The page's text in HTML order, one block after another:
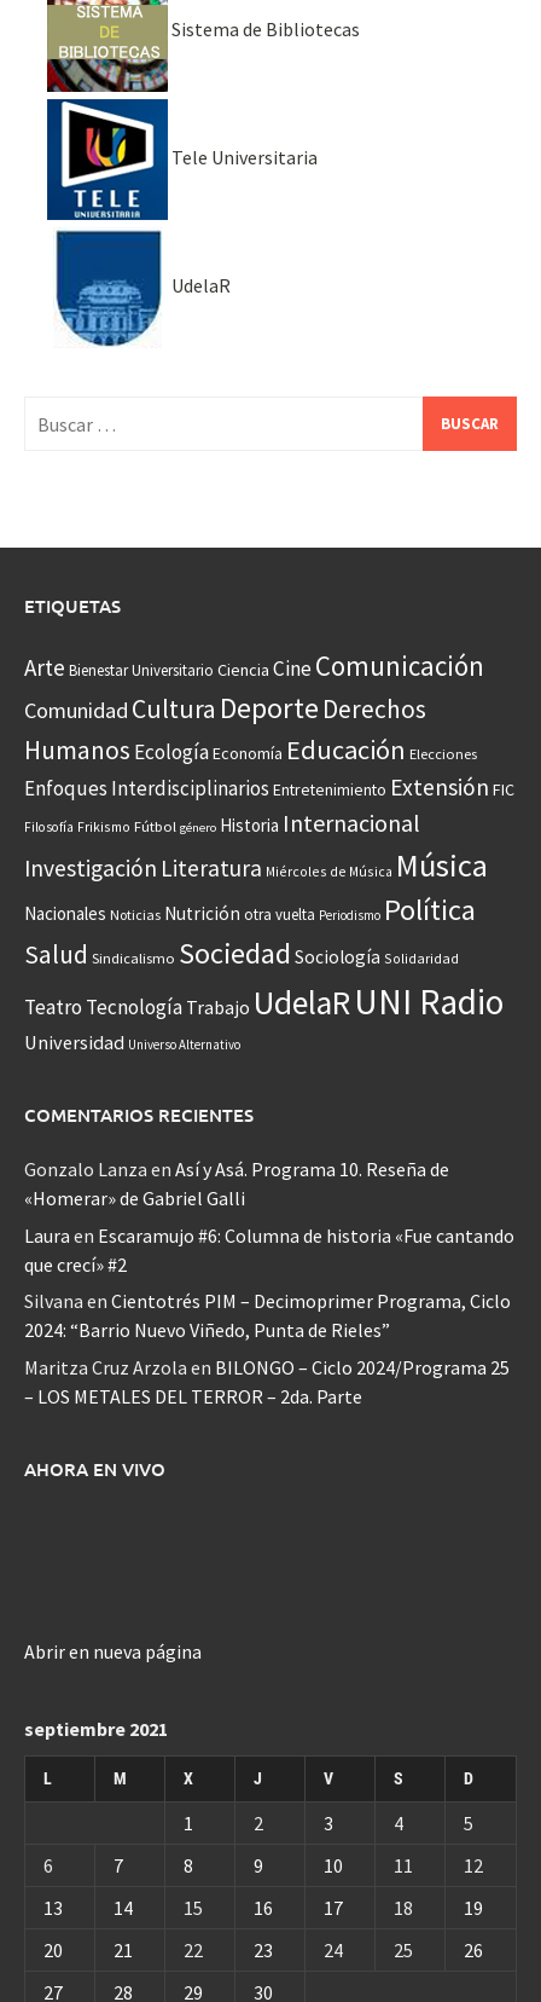
Sistema de Bibliotecas
Tele Universitaria
UdelaR
ETIQUETAS
Arte Bienestar Universitario Ciencia CineComunicación
Comunidad Cultura Deporte Derechos
Humanos EcologíaEconomía Educación Elecciones
Enfoques Interdisciplinarios Entretenimiento Extensión FIC
Filosofía Frikismo Fútbol género Historia Internacional
Investigación Literatura Miércoles de Música Música
Nacionales Noticias Nutrición otra vuelta Periodismo Política
Salud Sindicalismo Sociedad Sociología Solidaridad
Teatro Tecnología Trabajo UdelaRUNI Radio
Universidad Universo Alternativo
COMENTARIOS RECIENTES
Gonzalo Lanza en Así y Asá. Programa 10. Reseña de
«Homerar» de Gabriel Galli
Laura en Escaramujo #6: Columna de historia «Fue cantando
que crecí» #2
Silvana en Cientotrés PIM – Decimoprimer Programa, Ciclo
2024: “Barrio Nuevo Viñedo, Punta de Rieles”
Maritza Cruz Arzola en BILONGO – Ciclo 2024/Programa 25
– LOS METALES DEL TERROR – 2da. Parte
AHORA EN VIVO
Abrir en nueva página
septiembre 2021
L M X J V S D
1 2 3 4
5
6
7 8 9 10 11
12
13
14 15 16 17 18
19
20
21 22 23 24 25
26
27
28 29 30